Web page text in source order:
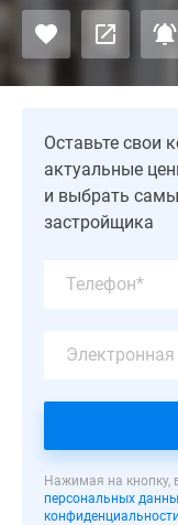
Vesper
(Веспер)
шаговой
доступности
«Новодевичьи
район
инфраструктуру
Оставьте свои
актуальные
и выбрать
застройщика
Нажимая на кнопку,
персональных
конфиденциальности